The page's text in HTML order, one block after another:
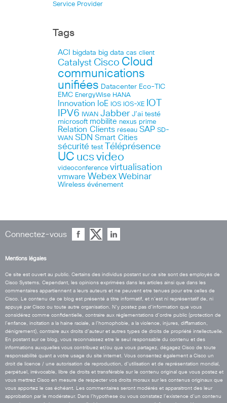
Service Provider
Tags
ACI bigdata big data cas client
Catalyst Cisco Cloud
communications
unifiées Datacenter Eco-TIC
EMC EnergyWise HANA
Innovation IoE IOS IOS-XE IOT
IPV6 IWAN Jabber J’ai testé
microsoft mobilite nexus prime
Relation Clients réseau SAP SD-
WAN SDN Smart Cities
sécurité test Téléprésence
UC ucs video
videoconference virtualisation
vmware Webex Webinar
Wireless événement
Connectez-vous
Mentions légales
Ce site est ouvert au public. Certains des individus postant sur ce site sont des employés de
Cisco Systems. Cependant, les opinions exprimées dans les articles ainsi que dans les
commentaires appartiennent a leurs auteurs et ne peuvent etre tenues pour etre celles de
Cisco. Le contenu de ce blog est présenté a titre informatif, et n’est ni représentatif de, ni
appuyé par Cisco ou toute autre organisation. N’y postez pas d’information que vous
considérez comme confidentielle, contraire aux réglementations d’ordre public (protection de
l’enfance, incitation a la haine raciale, a l’homophobie, a la violence, injures, diffamation,
dénigrement), contraire aux droits d’auteur et autres types de droits de propriété intellectuelle.
En postant sur ce blog, vous reconnaissez etre le seul responsable du contenu et des
informations auxquelles vous contribuez et/ou que vous partagez, dégagez Cisco de toute
responsabilité quant a votre usage du site internet. Vous consentez également a Cisco un
droit de licence / une autorisation de reproduction, d’utilisation et de représentation mondial,
perpétuel, irrévocable, libre de droits et transférable sur le contenu original que vous postez et
vous mettrez Cisco en mesure de respecter vos droits moraux sur les contenus originaux que
vous apportez le cas échéant. Les commentaires seront modérés et apparaitront des leur
approbation par le modérateur. Dans l’hypothese ou vous constatez l’existence d’un contenu